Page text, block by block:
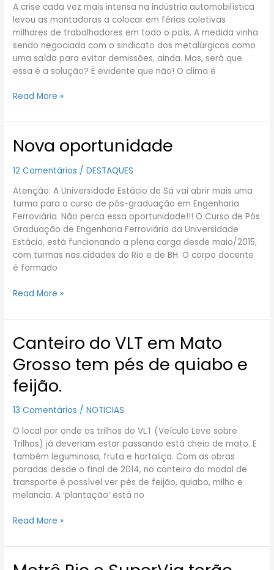
A crise cada vez mais intensa na indústria automobilística
levou as montadoras a colocar em férias coletivas
milhares de trabalhadores em todo o país. A medida vinha
sendo negociada com o sindicato dos metalúrgicos como
uma saída para evitar demissões, ainda. Mas, será que
essa é a solução? É evidente que não! O clima é
Read More »
Nova oportunidade
12 Comentários /DESTAQUES
Atenção: A Universidade Estácio de Sá vai abrir mais uma
turma para o curso de pós-graduação em Engenharia
Ferroviária. Não perca essa oportunidade!!! O Curso de Pós
Graduação de Engenharia Ferroviária da Universidade
Estácio, está funcionando a plena carga desde maio/2015,
com turmas nas cidades do Rio e de BH. O corpo docente
é formado
Nova
oportunidade
Read More »
Canteiro do VLT em Mato
Grosso tem pés de quiabo e
feijão.
13 Comentários /NOTICIAS
O local por onde os trilhos do VLT (Veículo Leve sobre
Trilhos) já deveriam estar passando está cheio de mato. E
também leguminosa, fruta e hortaliça. Com as obras
paradas desde o final de 2014, no canteiro do modal de
transporte é possível ver pés de feijão, quiabo, milho e
melancia. A ‘plantação’ está no
Canteiro
do
VLT
em
Mato
tem
pés
de
quiabo
e
feijão.
Read More »
Metrô